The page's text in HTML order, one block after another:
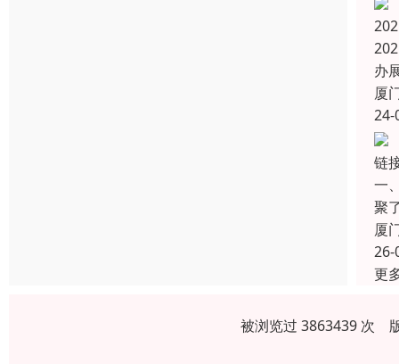
办
厦
24-
链
一
聚
厦
26-
更
被浏览过 3863439 次